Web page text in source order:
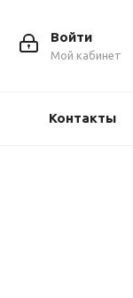
Войти
Мой кабинет
Контакты